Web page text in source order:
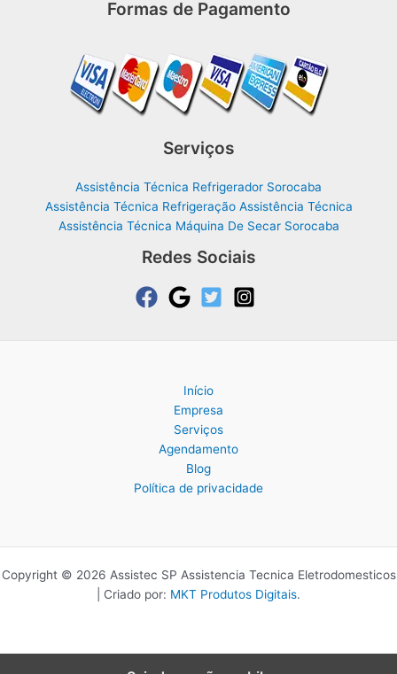
Formas de Pagamento
Serviços
Assistência Técnica Refrigerador Sorocaba
Assistência Técnica Refrigeração Assistência Técnica
Assistência Técnica Máquina De Secar Sorocaba
Redes Sociais
Início
Empresa
Serviços
Agendamento
Blog
Política de privacidade
Copyright © 2026 Assistec SP Assistencia Tecnica Eletrodomesticos
| Criado por: MKT Produtos Digitais.